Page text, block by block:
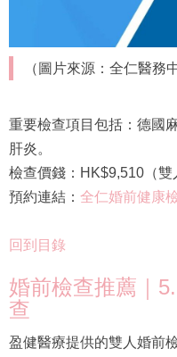
（圖片來源：全仁醫務
重要檢查項目包括：德國
肝炎。
檢查價錢：HK$9,510（雙
預約連結： 全仁婚前健康
回到目錄
婚前檢查推薦｜
查
盈健醫療提供的雙人婚前